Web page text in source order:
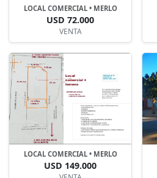
LOCAL COMERCIAL • MERLO
USD 72.000
VENTA
LOCAL COMERCIAL • MERLO
USD 149.000